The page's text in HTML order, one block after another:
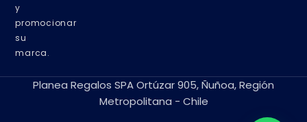
y
promocionar
su
marca.
Planea Regalos SPA Ortúzar 905, Ñuñoa, Región
Metropolitana - Chile